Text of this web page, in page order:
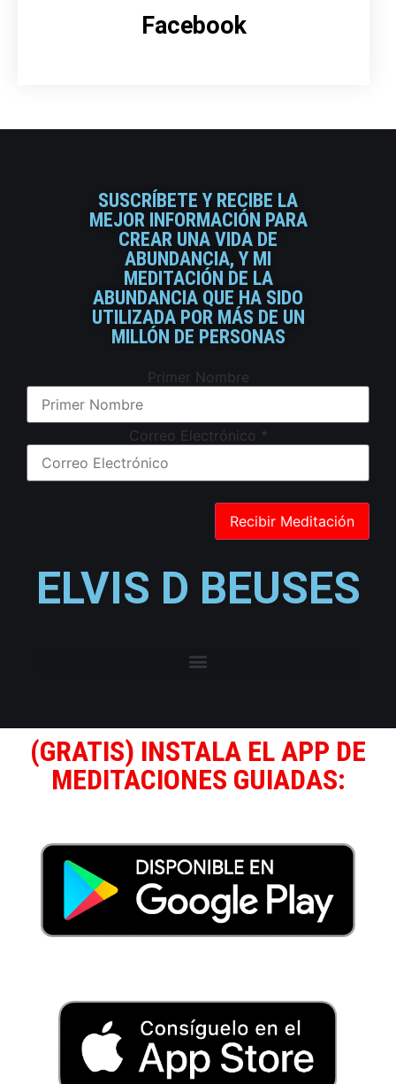
Facebook
SUSCRÍBETE Y RECIBE LA
MEJOR INFORMACIÓN PARA
CREAR UNA VIDA DE
ABUNDANCIA, Y MI
MEDITACIÓN DE LA
ABUNDANCIA QUE HA SIDO
UTILIZADA POR MÁS DE UN
MILLÓN DE PERSONAS
Primer Nombre
Correo Electrónico *
ELVIS D BEUSES
(GRATIS) INSTALA EL APP DE
MEDITACIONES GUIADAS: